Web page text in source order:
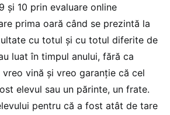
și 10 prin evaluare online
prima oară când se prezintă la
cu totul și cu totul diferite de
luat în timpul anului, fără ca
vină și vreo garanție că cel
elevul sau un părinte, un frate.
pentru că a fost atât de tare